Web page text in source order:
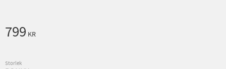
799 KR
Storlek